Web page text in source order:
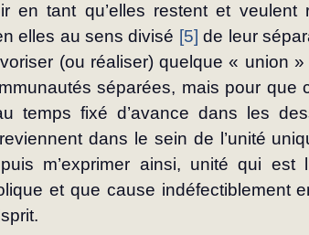
en tant qu’elles restent et veulent
elles au sens divisé [5] de leur
(ou réaliser) quelque « union »
séparées, mais pour que
temps fixé d’avance dans les
dans le sein de l’unité
m’exprimer ainsi, unité qui est
et que cause indéfectiblement